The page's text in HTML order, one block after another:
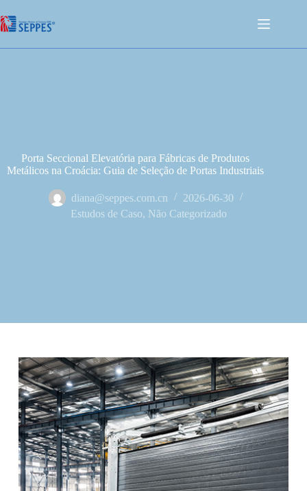
Porta Seccional Elevatória para Fábricas de Produtos
Metálicos na Croácia: Guia de Seleção de Portas Industriais
diana@seppes.com.cn
2026-06-30
Estudos de Caso, Não Categorizado